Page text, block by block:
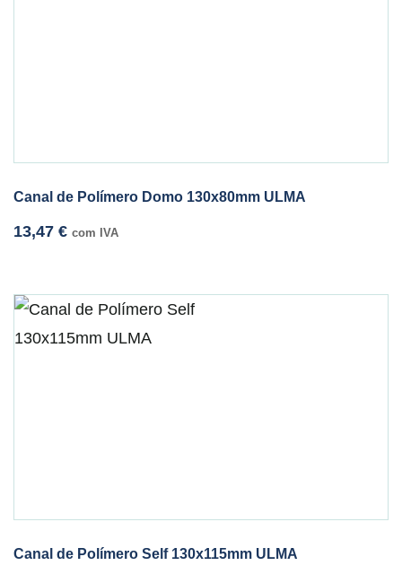
Canal de Polímero Domo 130x80mm ULMA
13,47 € com IVA
Canal de Polímero Self 130x115mm ULMA